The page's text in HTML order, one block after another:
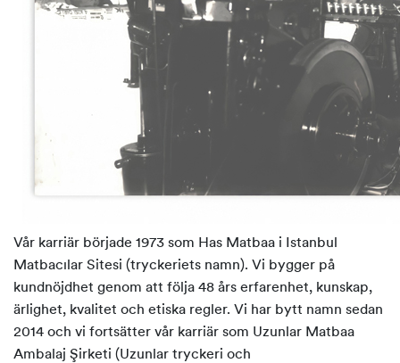
Vår karriär började 1973 som Has Matbaa i Istanbul
Matbacılar Sitesi (tryckeriets namn). Vi bygger på
kundnöjdhet genom att följa 48 års erfarenhet, kunskap,
ärlighet, kvalitet och etiska regler. Vi har bytt namn sedan
2014 och vi fortsätter vår karriär som Uzunlar Matbaa
Ambalaj Şirketi (Uzunlar tryckeri och